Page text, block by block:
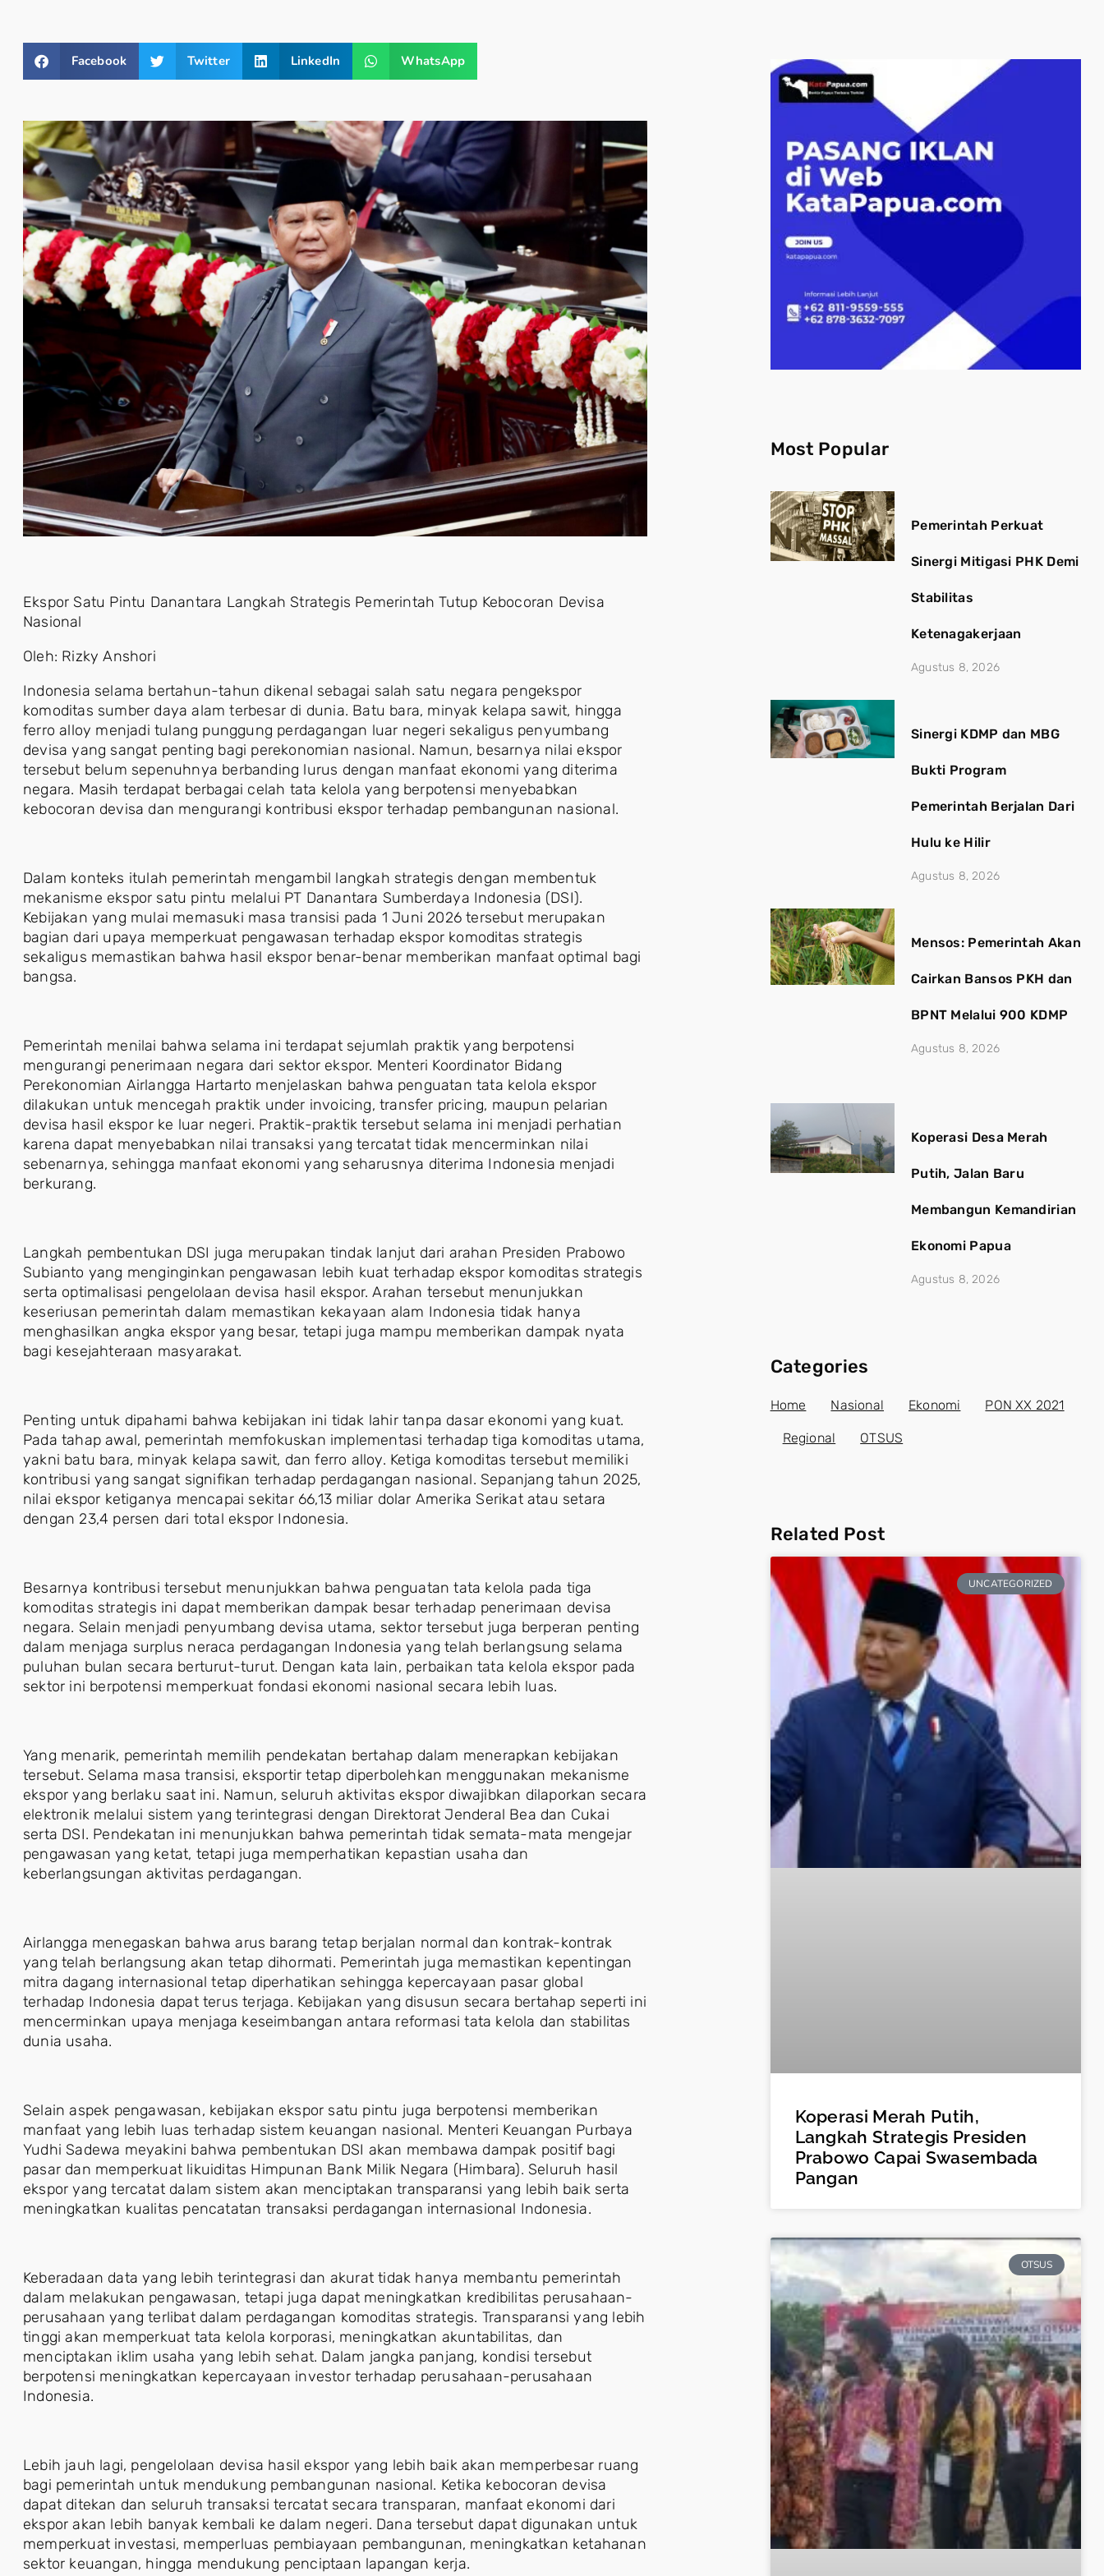
Facebook Twitter LinkedIn WhatsApp
Ekspor Satu Pintu Danantara Langkah Strategis Pemerintah Tutup Kebocoran Devisa
Nasional
Oleh: Rizky Anshori
Indonesia selama bertahun-tahun dikenal sebagai salah satu negara pengekspor
komoditas sumber daya alam terbesar di dunia. Batu bara, minyak kelapa sawit, hingga
ferro alloy menjadi tulang punggung perdagangan luar negeri sekaligus penyumbang
devisa yang sangat penting bagi perekonomian nasional. Namun, besarnya nilai ekspor
tersebut belum sepenuhnya berbanding lurus dengan manfaat ekonomi yang diterima
negara. Masih terdapat berbagai celah tata kelola yang berpotensi menyebabkan
kebocoran devisa dan mengurangi kontribusi ekspor terhadap pembangunan nasional.
Dalam konteks itulah pemerintah mengambil langkah strategis dengan membentuk
mekanisme ekspor satu pintu melalui PT Danantara Sumberdaya Indonesia (DSI).
Kebijakan yang mulai memasuki masa transisi pada 1 Juni 2026 tersebut merupakan
bagian dari upaya memperkuat pengawasan terhadap ekspor komoditas strategis
sekaligus memastikan bahwa hasil ekspor benar-benar memberikan manfaat optimal bagi
bangsa.
Pemerintah menilai bahwa selama ini terdapat sejumlah praktik yang berpotensi
mengurangi penerimaan negara dari sektor ekspor. Menteri Koordinator Bidang
Perekonomian Airlangga Hartarto menjelaskan bahwa penguatan tata kelola ekspor
dilakukan untuk mencegah praktik under invoicing, transfer pricing, maupun pelarian
devisa hasil ekspor ke luar negeri. Praktik-praktik tersebut selama ini menjadi perhatian
karena dapat menyebabkan nilai transaksi yang tercatat tidak mencerminkan nilai
sebenarnya, sehingga manfaat ekonomi yang seharusnya diterima Indonesia menjadi
berkurang.
Langkah pembentukan DSI juga merupakan tindak lanjut dari arahan Presiden Prabowo
Subianto yang menginginkan pengawasan lebih kuat terhadap ekspor komoditas strategis
serta optimalisasi pengelolaan devisa hasil ekspor. Arahan tersebut menunjukkan
keseriusan pemerintah dalam memastikan kekayaan alam Indonesia tidak hanya
menghasilkan angka ekspor yang besar, tetapi juga mampu memberikan dampak nyata
bagi kesejahteraan masyarakat.
Penting untuk dipahami bahwa kebijakan ini tidak lahir tanpa dasar ekonomi yang kuat.
Pada tahap awal, pemerintah memfokuskan implementasi terhadap tiga komoditas utama,
yakni batu bara, minyak kelapa sawit, dan ferro alloy. Ketiga komoditas tersebut memiliki
kontribusi yang sangat signifikan terhadap perdagangan nasional. Sepanjang tahun 2025,
nilai ekspor ketiganya mencapai sekitar 66,13 miliar dolar Amerika Serikat atau setara
dengan 23,4 persen dari total ekspor Indonesia.
Besarnya kontribusi tersebut menunjukkan bahwa penguatan tata kelola pada tiga
komoditas strategis ini dapat memberikan dampak besar terhadap penerimaan devisa
negara. Selain menjadi penyumbang devisa utama, sektor tersebut juga berperan penting
dalam menjaga surplus neraca perdagangan Indonesia yang telah berlangsung selama
puluhan bulan secara berturut-turut. Dengan kata lain, perbaikan tata kelola ekspor pada
sektor ini berpotensi memperkuat fondasi ekonomi nasional secara lebih luas.
Yang menarik, pemerintah memilih pendekatan bertahap dalam menerapkan kebijakan
tersebut. Selama masa transisi, eksportir tetap diperbolehkan menggunakan mekanisme
ekspor yang berlaku saat ini. Namun, seluruh aktivitas ekspor diwajibkan dilaporkan secara
elektronik melalui sistem yang terintegrasi dengan Direktorat Jenderal Bea dan Cukai
serta DSI. Pendekatan ini menunjukkan bahwa pemerintah tidak semata-mata mengejar
pengawasan yang ketat, tetapi juga memperhatikan kepastian usaha dan
keberlangsungan aktivitas perdagangan.
Airlangga menegaskan bahwa arus barang tetap berjalan normal dan kontrak-kontrak
yang telah berlangsung akan tetap dihormati. Pemerintah juga memastikan kepentingan
mitra dagang internasional tetap diperhatikan sehingga kepercayaan pasar global
terhadap Indonesia dapat terus terjaga. Kebijakan yang disusun secara bertahap seperti ini
mencerminkan upaya menjaga keseimbangan antara reformasi tata kelola dan stabilitas
dunia usaha.
Selain aspek pengawasan, kebijakan ekspor satu pintu juga berpotensi memberikan
manfaat yang lebih luas terhadap sistem keuangan nasional. Menteri Keuangan Purbaya
Yudhi Sadewa meyakini bahwa pembentukan DSI akan membawa dampak positif bagi
pasar dan memperkuat likuiditas Himpunan Bank Milik Negara (Himbara). Seluruh hasil
ekspor yang tercatat dalam sistem akan menciptakan transparansi yang lebih baik serta
meningkatkan kualitas pencatatan transaksi perdagangan internasional Indonesia.
Keberadaan data yang lebih terintegrasi dan akurat tidak hanya membantu pemerintah
dalam melakukan pengawasan, tetapi juga dapat meningkatkan kredibilitas perusahaan-
perusahaan yang terlibat dalam perdagangan komoditas strategis. Transparansi yang lebih
tinggi akan memperkuat tata kelola korporasi, meningkatkan akuntabilitas, dan
menciptakan iklim usaha yang lebih sehat. Dalam jangka panjang, kondisi tersebut
berpotensi meningkatkan kepercayaan investor terhadap perusahaan-perusahaan
Indonesia.
Lebih jauh lagi, pengelolaan devisa hasil ekspor yang lebih baik akan memperbesar ruang
bagi pemerintah untuk mendukung pembangunan nasional. Ketika kebocoran devisa
dapat ditekan dan seluruh transaksi tercatat secara transparan, manfaat ekonomi dari
ekspor akan lebih banyak kembali ke dalam negeri. Dana tersebut dapat digunakan untuk
memperkuat investasi, memperluas pembiayaan pembangunan, meningkatkan ketahanan
sektor keuangan, hingga mendukung penciptaan lapangan kerja.
Most Popular
Pemerintah Perkuat
Sinergi Mitigasi PHK Demi
Stabilitas
Ketenagakerjaan
Agustus 8, 2026
Sinergi KDMP dan MBG
Bukti Program
Pemerintah Berjalan Dari
Hulu ke Hilir
Agustus 8, 2026
Mensos: Pemerintah Akan
Cairkan Bansos PKH dan
BPNT Melalui 900 KDMP
Agustus 8, 2026
Koperasi Desa Merah
Putih, Jalan Baru
Membangun Kemandirian
Ekonomi Papua
Agustus 8, 2026
Categories
Home Nasional Ekonomi PON XX 2021
Regional OTSUS
Related Post
UNCATEGORIZED
Koperasi Merah Putih,
Langkah Strategis Presiden
Prabowo Capai Swasembada
Pangan
OTSUS